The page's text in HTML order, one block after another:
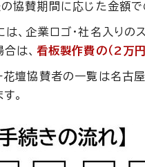
の協賛期間に応じた金額で
は、企業ロゴ・社名入り
は、 看板製作費の（2万
花壇協賛者の一覧は名古
。